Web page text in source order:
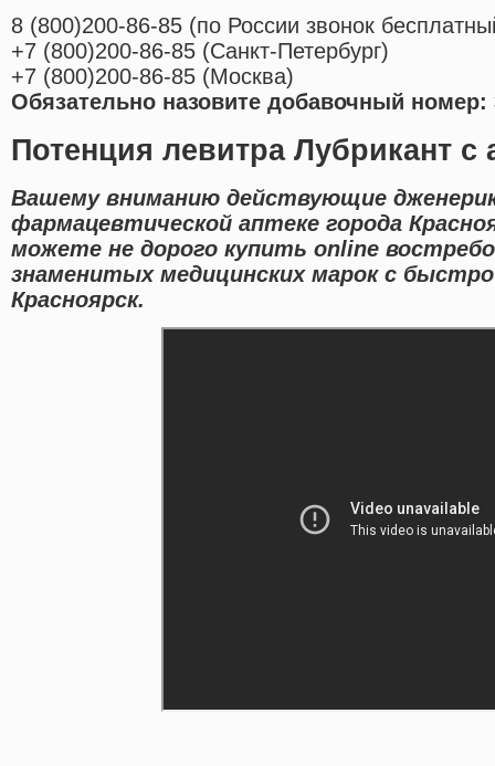
8 (800)200-86-85 (по России звонок
+7 (800)200-86-85 (Санкт-Петербург)
+7 (800)200-86-85 (Москва)
Обязательно назовите добавочный номер:
Потенция левитра Лубрикант с
Вашему вниманию действующие
фармацевтической аптеке города
можете не дорого купить online
знаменитых медицинских марок с
Красноярск.